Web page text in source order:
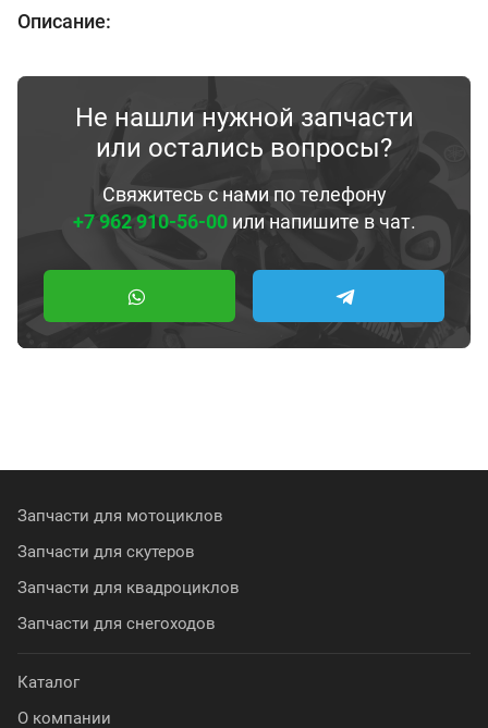
Описание:
Не нашли нужной запчасти
или остались вопросы?
Свяжитесь с нами по телефону
+7 962 910-56-00или напишите в чат.
Запчасти для мотоциклов
Запчасти для скутеров
Запчасти для квадроциклов
Запчасти для снегоходов
Каталог
О компании